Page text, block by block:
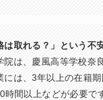
は取れる？」という不
院は、慶風高等学校奈
には、3年以上の在籍
時間以上などが必要で